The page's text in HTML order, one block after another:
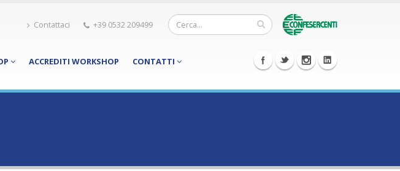
Contattaci +39 0532 209499
ACCREDITI WORKSHOP CONTATTI